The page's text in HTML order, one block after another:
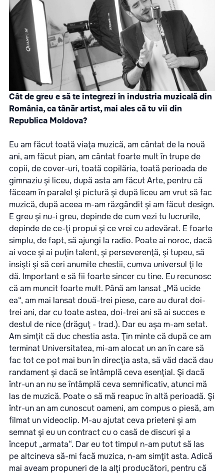
Cât de greu e să te integrezi în industria muzicală din
România, ca tânăr artist, mai ales că tu vii din
Republica Moldova?
Eu am făcut toată viaţa muzică, am cântat de la nouă
ani, am făcut pian, am cântat foarte mult în trupe de
copii, de cover-uri, toată copilăria, toată perioada de
gimnaziu şi liceu, după asta am făcut Arte, pentru că
făceam în paralel şi pictură şi după liceu am vrut să fac
muzică, după aceea m-am răzgândit şi am făcut design.
E greu şi nu-i greu, depinde de cum vezi tu lucrurile,
depinde de ce-ţi propui şi ce vrei cu adevărat. E foarte
simplu, de fapt, să ajungi la radio. Poate ai noroc, dacă
ai voce şi ai puţin talent, şi perseverenţă, şi tupeu, să
insişti şi să ceri anumite chestii, cumva universul ţi le
dă. Important e să fii foarte sincer cu tine. Eu recunosc
că am muncit foarte mult. Până am lansat „Mă ucide
ea“, am mai lansat două-trei piese, care au durat doi-
trei ani, dar cu toate astea, doi-trei ani să ai succes e
destul de nice (drăguţ - trad.). Dar eu aşa m-am setat.
Am simţit că duc chestia asta. Ţin minte că după ce am
terminat Universitatea, mi-am alocat un an în care să
fac tot ce pot mai bun în direcţia asta, să văd dacă dau
randament şi dacă se întâmplă ceva esenţial. Şi dacă
într-un an nu se întâmplă ceva semnificativ, atunci mă
las de muzică. Poate o să mă reapuc în altă perioadă. Şi
într-un an am cunoscut oameni, am compus o piesă, am
filmat un videoclip. M-au ajutat ceva prieteni şi am
semnat şi eu un contract cu o casă de discuri şi a
început „armata“. Dar eu tot timpul n-am putut să las
pe altcineva să-mi facă muzica, n-am simţit asta. Adică
mai aveam propuneri de la alţi producători, pentru că